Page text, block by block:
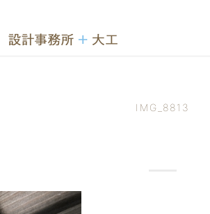
IMG_8813